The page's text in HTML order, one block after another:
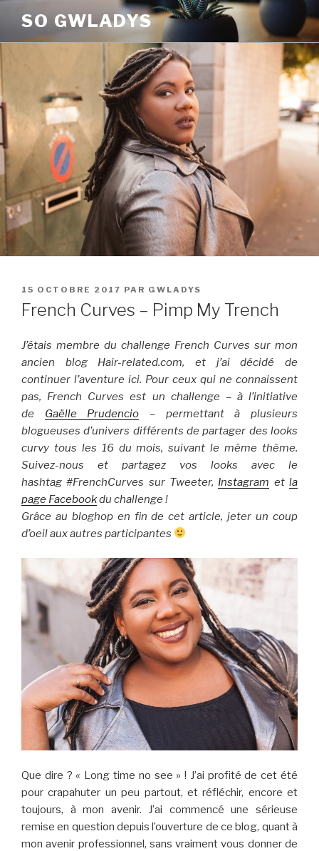
contenu
SO GWLADYS
PUBLIÉ
LE
15 OCTOBRE 2017 PAR GWLADYS
French Curves – Pimp My Trench
J’étais membre du challenge French Curves sur mon
ancien blog Hair-related.com, et j’ai décidé de
continuer l’aventure ici. Pour ceux qui ne connaissent
pas, French Curves est un challenge – à l’initiative
de Gaëlle Prudencio – permettant à plusieurs
blogueuses d’univers différents de partager des looks
curvy tous les 16 du mois, suivant le même thème.
Suivez-nous et partagez vos looks avec le
hashtag #FrenchCurves sur Tweeter, Instagram etla
page Facebookdu challenge !
Grâce au bloghop en fin de cet article, jeter un coup
d’oeil aux autres participantes
Que dire ? « Long time no see » ! J’ai profité de cet été
pour crapahuter un peu partout, et réfléchir, encore et
toujours, à mon avenir. J’ai commencé une sérieuse
remise en question depuis l’ouverture de ce blog, quant à
mon avenir professionnel, sans vraiment vous donner de